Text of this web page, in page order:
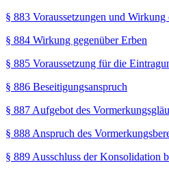
§ 883 Voraussetzungen und
§ 884 Wirkung gegenüber Erben
§ 885 Voraussetzung für die
§ 886 Beseitigungsanspruch
§ 887 Aufgebot des
§ 888 Anspruch des
§ 889 Ausschluss der Konsolidation